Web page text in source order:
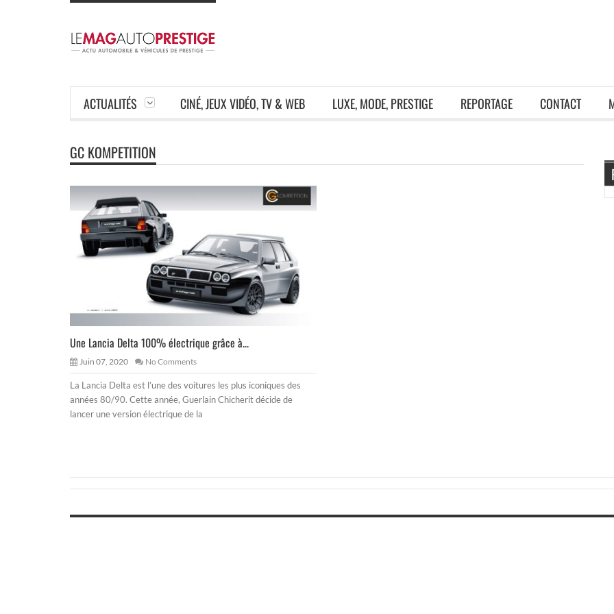
ACTUALITÉS CINÉ, JEUX VIDÉO, TV & WEB LUXE, MODE, PRESTIGE REPORTAGE CONTACT
GC KOMPETITION
Une Lancia Delta 100% électrique grâce à...
Juin 07, 2020 No Comments
La Lancia Delta est l’une des voitures les plus iconiques des
années 80/90. Cette année, Guerlain Chicherit décide de
lancer une version électrique de la